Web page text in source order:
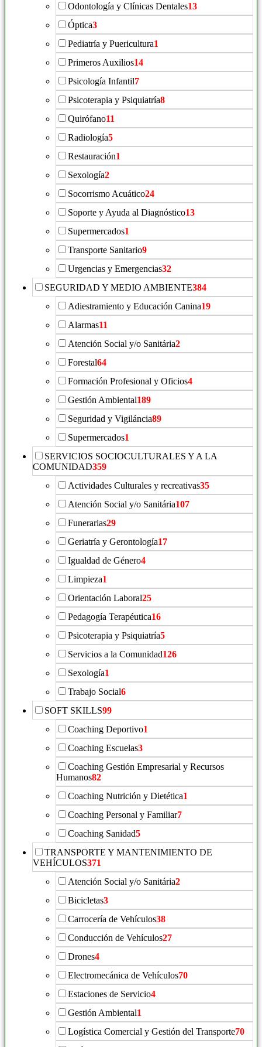
Odontología y Clínicas Dentales13
Óptica3
Pediatría y Puericultura1
Primeros Auxilios14
Psicología Infantil7
Psicoterapia y Psiquiatría8
Quirófano11
Radiología5
Restauración1
Sexología2
Socorrismo Acuático24
Soporte y Ayuda al Diagnóstico13
Supermercados1
Transporte Sanitario9
Urgencias y Emergencias32
SEGURIDAD Y MEDIO AMBIENTE384
Adiestramiento y Educación Canina19
Alarmas11
Atención Social y/o Sanitária2
Forestal64
Formación Profesional y Oficios4
Gestión Ambiental189
Seguridad y Vigiláncia89
Supermercados1
SERVICIOS SOCIOCULTURALES Y A LA
COMUNIDAD359
Actividades Culturales y recreativas35
Atención Social y/o Sanitária107
Funerarias29
Geriatría y Gerontología17
Igualdad de Género4
Limpieza1
Orientación Laboral25
Pedagogía Terapéutica16
Psicoterapia y Psiquiatría5
Servicios a la Comunidad126
Sexología1
Trabajo Social6
SOFT SKILLS99
Coaching Deportivo1
Coaching Escuelas3
Coaching Gestión Empresarial y Recursos
Humanos82
Coaching Nutrición y Dietética1
Coaching Personal y Familiar7
Coaching Sanidad5
TRANSPORTE Y MANTENIMIENTO DE
VEHÍCULOS371
Atención Social y/o Sanitária2
Bicicletas3
Carrocería de Vehículos38
Conducción de Vehículos27
Drones4
Electromecánica de Vehículos70
Estaciones de Servicio4
Gestión Ambiental1
Logística Comercial y Gestión del Transporte70